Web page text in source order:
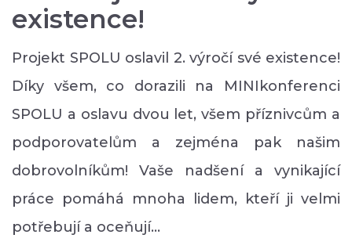
existence!
Projekt SPOLU oslavil 2. výročí své existence!
Díky všem, co dorazili na MINIkonferenci
SPOLU a oslavu dvou let, všem příznivcům a
podporovatelům a zejména pak našim
dobrovolníkům! Vaše nadšení a vynikající
práce pomáhá mnoha lidem, kteří ji velmi
potřebují a oceňují...